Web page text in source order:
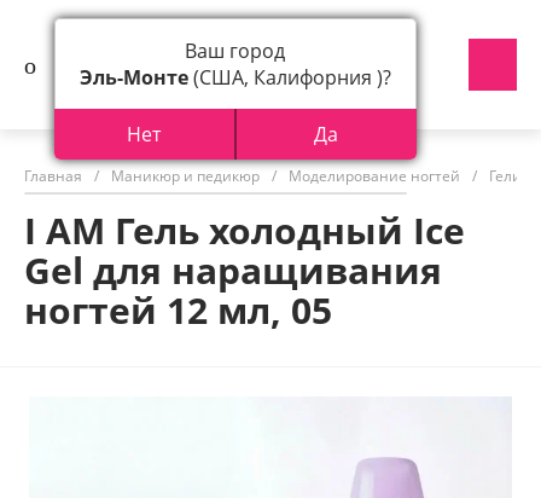
Главная / Маникюр и педикюр / Моделирование ногтей / Гели
I AM Гель холодный Ice
Gel для наращивания
ногтей 12 мл, 05
Ваш город
Эль-Монте(США, Калифорния )?
Нет Да